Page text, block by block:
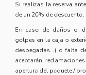
Si realizas la reserva
de un 20% de descuento.
En caso de daños o
golpes en la caja o
despegadas...) o falta
aceptarán
apertura del paquete /